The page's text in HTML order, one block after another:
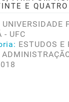
E
UNIVERSIDADE
- UFC
ESTUDOS E